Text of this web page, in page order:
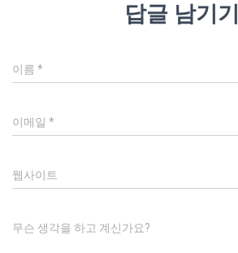
답글 남기기
이름 *
이메일 *
웹사이트
무슨 생각을 하고 계신가요?